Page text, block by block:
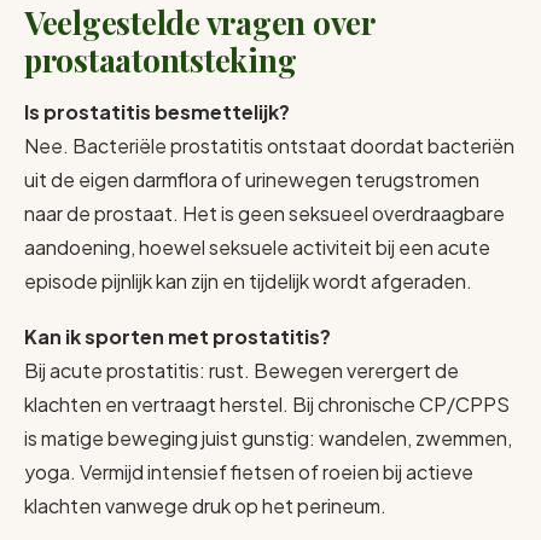
Veelgestelde vragen over
prostaatontsteking
Is prostatitis besmettelijk?
Nee. Bacteriële prostatitis ontstaat doordat bacteriën
uit de eigen darmflora of urinewegen terugstromen
naar de prostaat. Het is geen seksueel overdraagbare
aandoening, hoewel seksuele activiteit bij een acute
episode pijnlijk kan zijn en tijdelijk wordt afgeraden.
Kan ik sporten met prostatitis?
Bij acute prostatitis: rust. Bewegen verergert de
klachten en vertraagt herstel. Bij chronische CP/CPPS
is matige beweging juist gunstig: wandelen, zwemmen,
yoga. Vermijd intensief fietsen of roeien bij actieve
klachten vanwege druk op het perineum.